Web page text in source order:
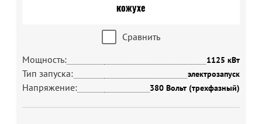
Сравнить
Мощность:
1125 кВт
Тип запуска: электрозапуск
Напряжение: 380 Вольт (трехфазный)